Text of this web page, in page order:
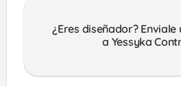
¿Eres diseñador?
a Yessyka